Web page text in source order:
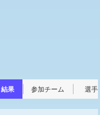
果 参加チーム 選手